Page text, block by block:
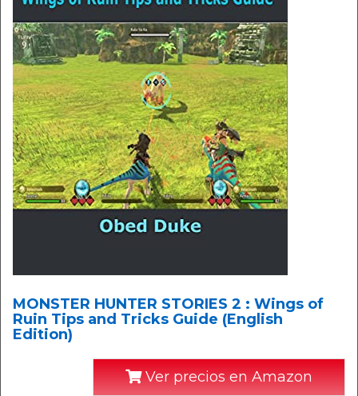
MONSTER HUNTER STORIES 2 : Wings of
Ruin Tips and Tricks Guide (English
Edition)
Ver precios en Amazon